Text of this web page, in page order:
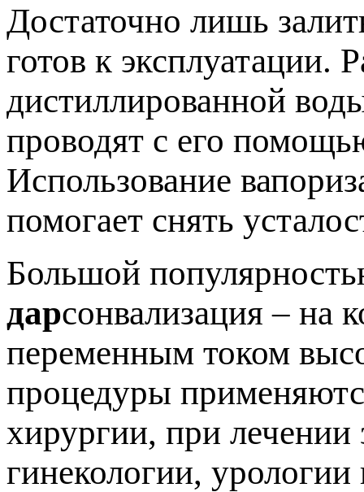
Достаточно лишь
готов к эксплуатации.
дистиллированной
проводят с его
Использование
помогает снять
Большой
дарсонвализация – на
переменным током
процедуры
хирургии, при лечении
гинекологии, урологии